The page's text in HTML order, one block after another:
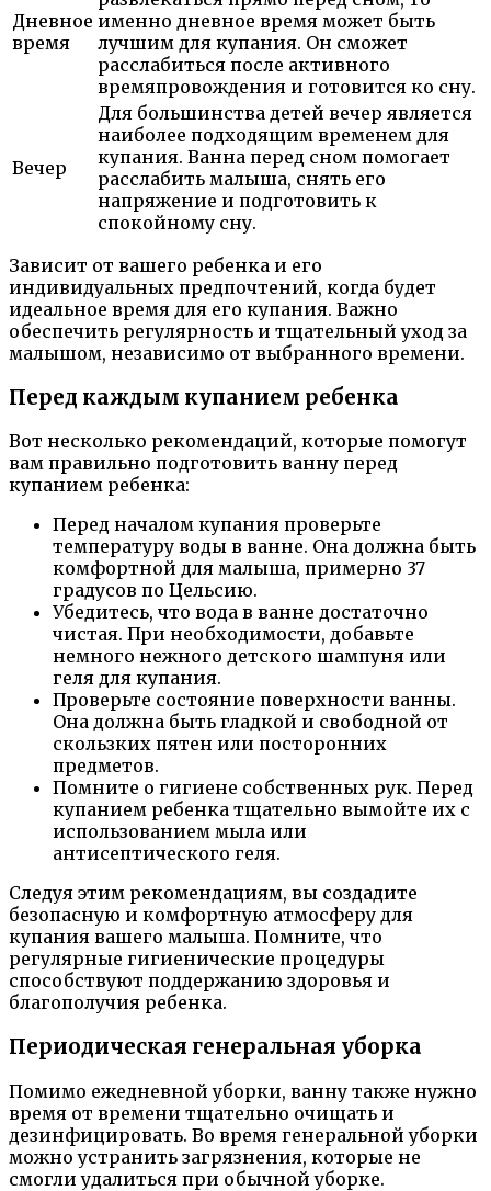
Дневное
время
именно дневное время может быть
лучшим для купания. Он сможет
расслабиться после активного
времяпровождения и готовится ко сну.
Вечер
Для большинства детей вечер является
наиболее подходящим временем для
купания. Ванна перед сном помогает
расслабить малыша, снять его
напряжение и подготовить к
спокойному сну.
Зависит от вашего ребенка и его
индивидуальных предпочтений, когда будет
идеальное время для его купания. Важно
обеспечить регулярность и тщательный уход за
малышом, независимо от выбранного времени.
Перед каждым купанием ребенка
Вот несколько рекомендаций, которые помогут
вам правильно подготовить ванну перед
купанием ребенка:
Перед началом купания проверьте
температуру воды в ванне. Она должна быть
комфортной для малыша, примерно 37
градусов по Цельсию.
Убедитесь, что вода в ванне достаточно
чистая. При необходимости, добавьте
немного нежного детского шампуня или
геля для купания.
Проверьте состояние поверхности ванны.
Она должна быть гладкой и свободной от
скользких пятен или посторонних
предметов.
Помните о гигиене собственных рук. Перед
купанием ребенка тщательно вымойте их с
использованием мыла или
антисептического геля.
Следуя этим рекомендациям, вы создадите
безопасную и комфортную атмосферу для
купания вашего малыша. Помните, что
регулярные гигиенические процедуры
способствуют поддержанию здоровья и
благополучия ребенка.
Периодическая генеральная уборка
Помимо ежедневной уборки, ванну также нужно
время от времени тщательно очищать и
дезинфицировать. Во время генеральной уборки
можно устранить загрязнения, которые не
смогли удалиться при обычной уборке.